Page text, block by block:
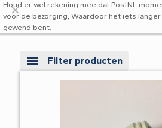
Houd er wel rekening mee dat PostNL
voor de bezorging, Waardoor het iets langer
gewend bent.
✕
Filter producten